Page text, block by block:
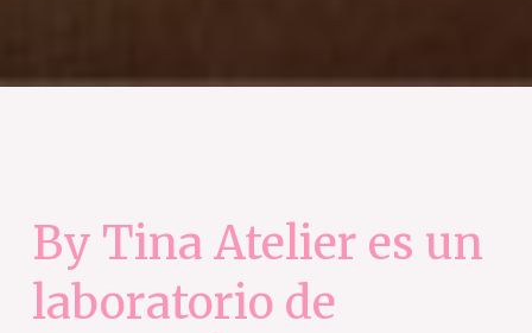
By Tina Atelier es un
laboratorio de